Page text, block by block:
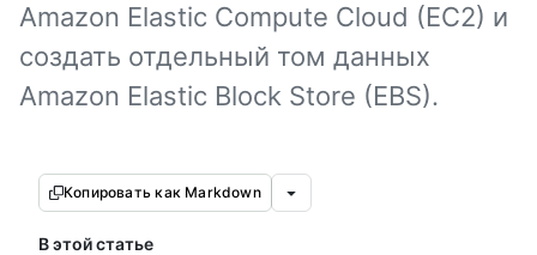
Amazon Elastic Compute Cloud (EC2) и
создать отдельный том данных
Amazon Elastic Block Store (EBS).
Копировать как Markdown
В этой статье